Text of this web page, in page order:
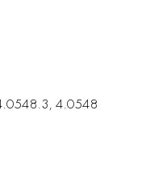
4.0548